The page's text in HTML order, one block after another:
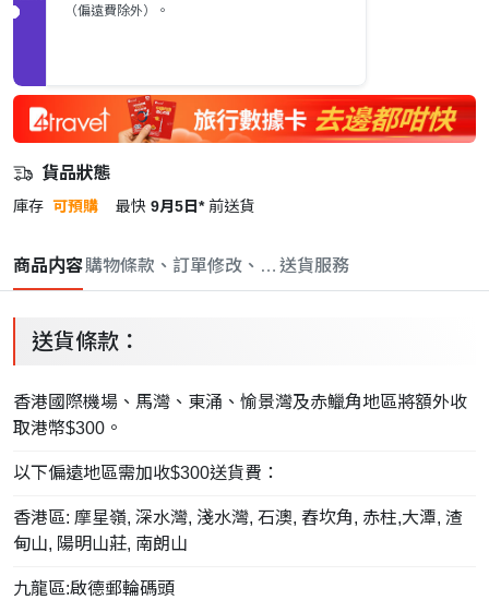
（偏遠費除外）。
貨品狀態
庫存 可預購 最快 9月5日* 前送貨
商品内容購物條款、訂單修改、取消與退款政策
送貨服務
送貨條款：
香港國際機場、馬灣、東涌、愉景灣及赤鱲角地區將額外收
取港幣$300。
以下偏遠地區需加收$300送貨費：
香港區: 摩星嶺, 深水灣, 淺水灣, 石澳, 舂坎角, 赤柱,大潭, 渣
甸山, 陽明山莊, 南朗山
九龍區:啟德郵輪碼頭